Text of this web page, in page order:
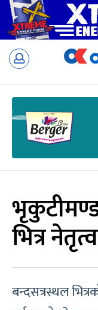
Skip
भित्र
बन्दसत्रस्थल